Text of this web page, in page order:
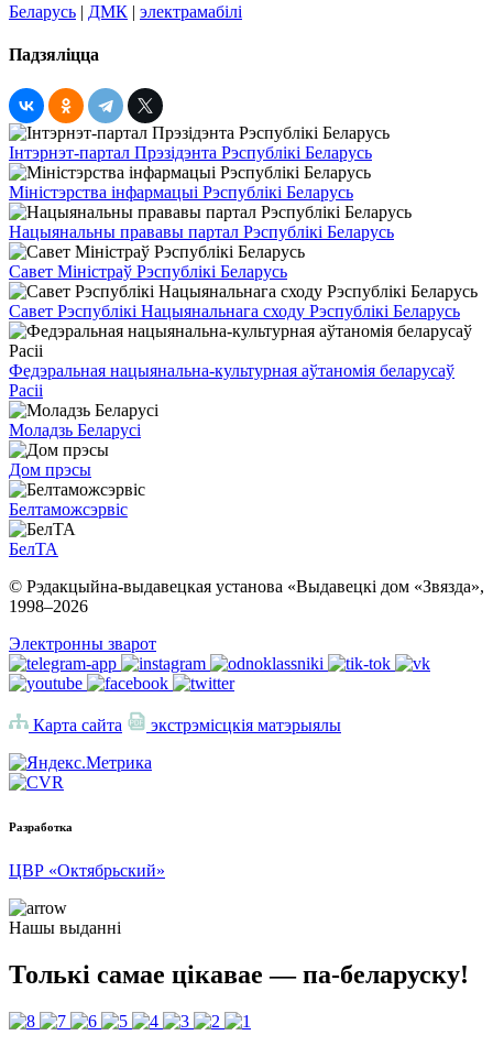
Беларусь | ДМК | электрамабілі
Падзяліцца
Інтэрнэт-партал Прэзідэнта Рэспублікі Беларусь
Міністэрства інфармацыі Рэспублікі Беларусь
Нацыянальны прававы партал Рэспублікі Беларусь
Савет Міністраў Рэспублікі Беларусь
Савет Рэспублікі Нацыянальнага сходу Рэспублікі Беларусь
Федэральная нацыянальна-культурная аўтаномія беларусаў
Расіі
Моладзь Беларусі
Дом прэсы
Белтаможсэрвіс
БелТА
© Рэдакцыйна-выдавецкая установа «Выдавецкі дом «Звязда»,
1998–2026
Электронны зварот
Карта сайта экстрэмісцкія матэрыялы
Разработка
ЦВР «Октябрьский»
Нашы выданні
Толькі самае цікавае — па-беларуску!